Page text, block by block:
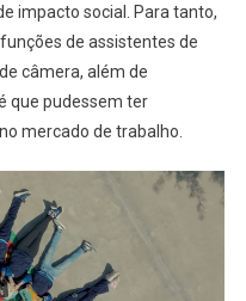
impacto social. Para tanto,
de assistentes de
câmera, além de
que pudessem ter
mercado de trabalho.